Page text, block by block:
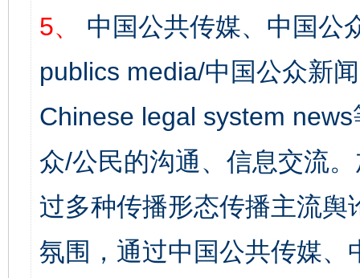
5、
中国公共传媒、中国公
publics media/中国公众新
Chinese legal system
众/公民的沟通、信息交流
过多种传播形态传播主流
氛围，通过中国公共传媒